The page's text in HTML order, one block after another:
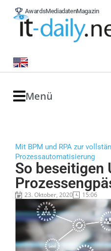
AwardsMediadatenMagazin
Menü
Mit BPM und RPA zur
Prozessautomatisierung
So beseitigen
23. Oktober, 2020 15:06